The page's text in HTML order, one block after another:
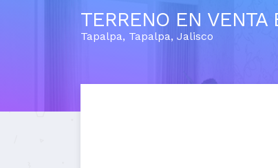
TERRENO EN VENTA
Tapalpa, Tapalpa, Jalisco